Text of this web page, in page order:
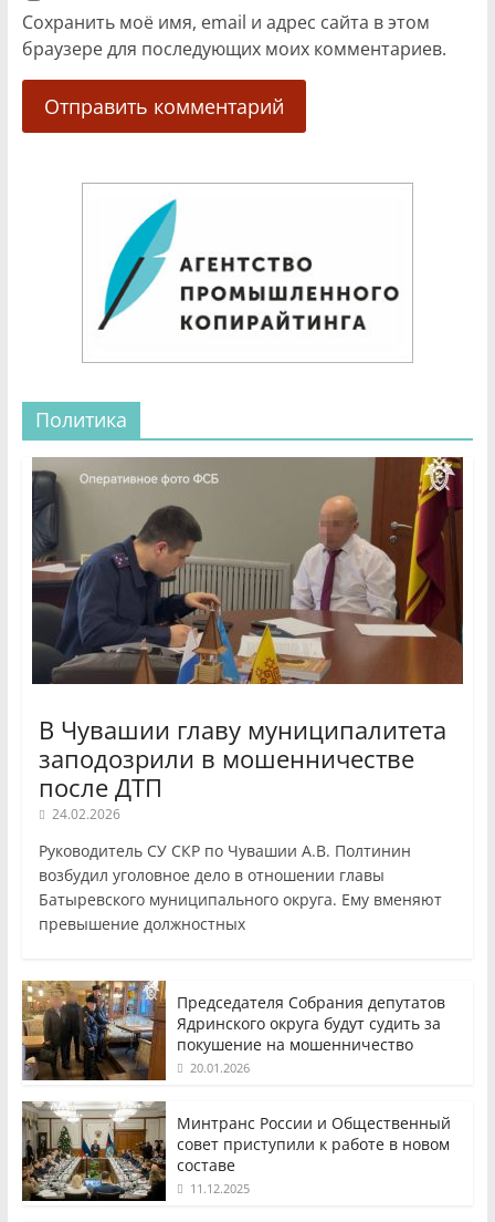
Сохранить моё имя, email и адрес сайта в этом
браузере для последующих моих комментариев.
Политика
В Чувашии главу муниципалитета
заподозрили в мошенничестве
после ДТП
24.02.2026
Руководитель СУ СКР по Чувашии А.В. Полтинин
возбудил уголовное дело в отношении главы
Батыревского муниципального округа. Ему вменяют
превышение должностных
Председателя Собрания депутатов
Ядринского округа будут судить за
покушение на мошенничество
20.01.2026
Минтранс России и Общественный
совет приступили к работе в новом
составе
11.12.2025